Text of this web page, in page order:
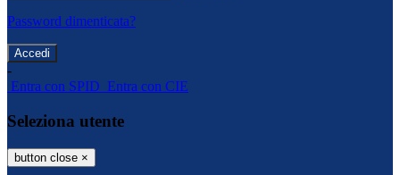
Password dimenticata?
-
Entra con SPID Entra con CIE
Seleziona utente
button close ×